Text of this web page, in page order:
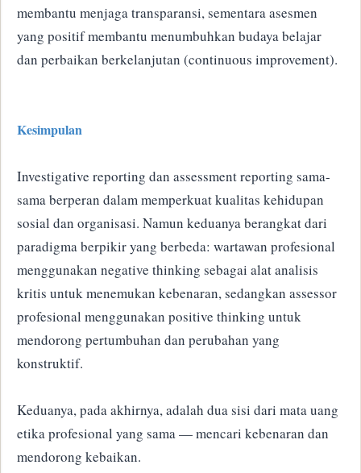
membantu menjaga transparansi, sementara asesmen
yang positif membantu menumbuhkan budaya belajar
dan perbaikan berkelanjutan (continuous improvement).
Kesimpulan
Investigative reporting dan assessment reporting sama-
sama berperan dalam memperkuat kualitas kehidupan
sosial dan organisasi. Namun keduanya berangkat dari
paradigma berpikir yang berbeda: wartawan profesional
menggunakan negative thinking sebagai alat analisis
kritis untuk menemukan kebenaran, sedangkan assessor
profesional menggunakan positive thinking untuk
mendorong pertumbuhan dan perubahan yang
konstruktif.
Keduanya, pada akhirnya, adalah dua sisi dari mata uang
etika profesional yang sama — mencari kebenaran dan
mendorong kebaikan.